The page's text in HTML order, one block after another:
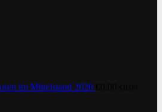
im Mittelstand 2026